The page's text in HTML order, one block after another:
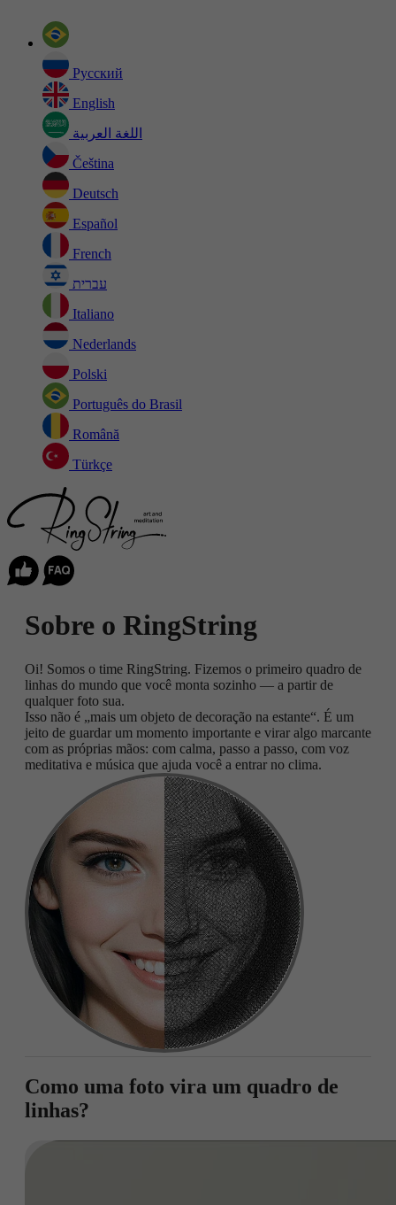
Русский
English
اللغة العربية
Čeština
Deutsch
Español
French
עברית
Italiano
Nederlands
Polski
Português do Brasil
Română
Türkçe
Sobre o RingString
Oi! Somos o time RingString. Fizemos o primeiro quadro de
linhas do mundo que você monta sozinho — a partir de
qualquer foto sua.
Isso não é „mais um objeto de decoração na estante“. É um
jeito de guardar um momento importante e virar algo marcante
com as próprias mãos: com calma, passo a passo, com voz
meditativa e música que ajuda você a entrar no clima.
Como uma foto vira um quadro de
linhas?